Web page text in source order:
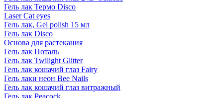
Гель лак Термо Disco
Laser Cat eyes
Гель лак, Gel polish 15 мл
Гель лак Disco
Основа для растекания
Гель лак Поталь
Гель лак Twilight Glitter
Гель лак кошачий глаз Fairy
Гель лаки неон Bee Nails
Гель лак кошачий глаз витражный
Гель лак Peacock